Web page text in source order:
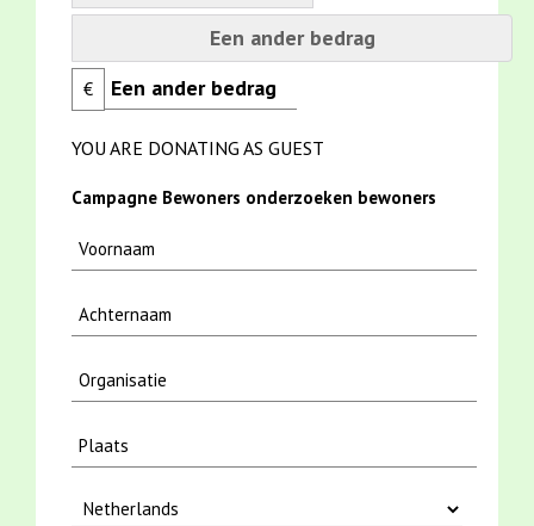
Een ander bedrag
€
YOU ARE DONATING AS GUEST
Campagne Bewoners onderzoeken bewoners